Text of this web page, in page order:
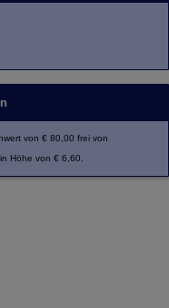
von € 80,00 frei von
Höhe von € 6,60.